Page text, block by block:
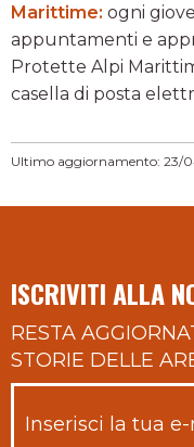
Marittime: ogni
appuntamenti e
Protette Alpi
casella di posta
Ultimo aggiornamento: 23/
ISCRIVITI ALLA
RESTA
STORIE DELLE